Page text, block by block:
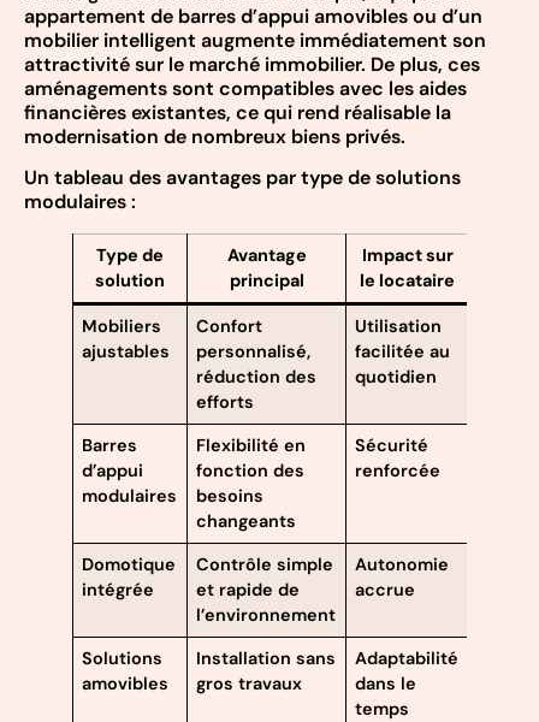
appartement de barres d’appui amovibles ou d’un
mobilier intelligent augmente immédiatement son
attractivité sur le marché immobilier. De plus, ces
aménagements sont compatibles avec les aides
financières existantes, ce qui rend réalisable la
modernisation de nombreux biens privés.
Un tableau des avantages par type de solutions
modulaires :
Type de
solution
Avantage
principal
Impact sur
le locataire
Mobiliers
ajustables
Confort
personnalisé,
réduction des
efforts
Utilisation
facilitée au
quotidien
Barres
d’appui
modulaires
Flexibilité en
fonction des
besoins
changeants
Sécurité
renforcée
Domotique
intégrée
Contrôle simple
et rapide de
l’environnement
Autonomie
accrue
Solutions
amovibles
Installation sans
gros travaux
Adaptabilité
dans le
temps